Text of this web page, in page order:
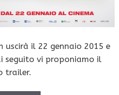
uscirà il 22 gennaio 2015 e
seguito vi proponiamo il
trailer.